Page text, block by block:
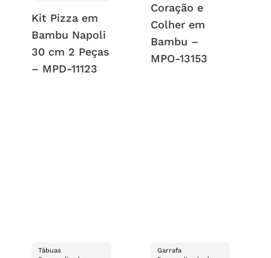
Kit Pizza em
Bambu Napoli
30 cm 2 Peças
– MPD-11123
Coração e
Colher em
Bambu –
MPO-13153
Tábuas
Garrafa